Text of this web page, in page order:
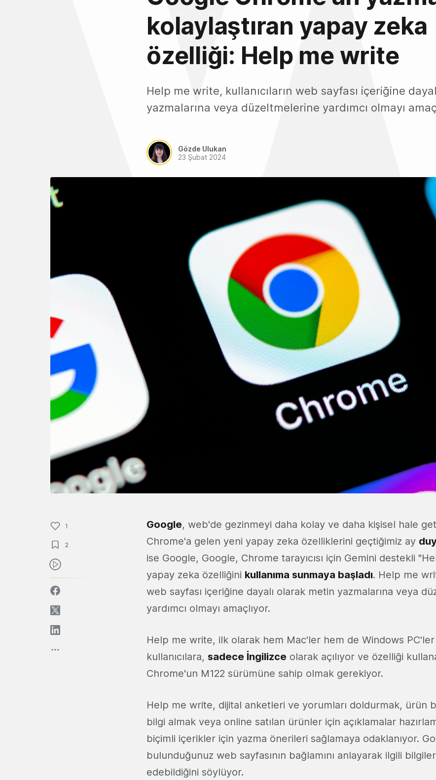
kolaylaştıran yapay zeka
özelliği: Help me write
Help me write, kullanıcıların web sayfası içeriğine
yazmalarına veya düzeltmelerine yardımcı olmayı
Gözde Ulukan
23 Şubat 2024
1
2
Google, web'de gezinmeyi daha kolay ve daha kişisel hale
Chrome'a gelen yeni yapay zeka özelliklerini geçtiğimiz ay
ise Google, Google, Chrome tarayıcısı için Gemini destekli
yapay zeka özelliğini kullanıma sunmaya başladı. Help me
web sayfası içeriğine dayalı olarak metin yazmalarına veya
yardımcı olmayı amaçlıyor.
Help me write, ilk olarak hem Mac'ler hem de Windows PC'ler
kullanıcılara, sadece İngilizce olarak açılıyor ve özelliği
Chrome'un M122 sürümüne sahip olmak gerekiyor.
Help me write, dijital anketleri ve yorumları doldurmak, ürün
bilgi almak veya online satılan ürünler için açıklamalar
biçimli içerikler için yazma önerileri sağlamaya odaklanıyor.
bulunduğunuz web sayfasının bağlamını anlayarak ilgili
edebildiğini söylüyor.